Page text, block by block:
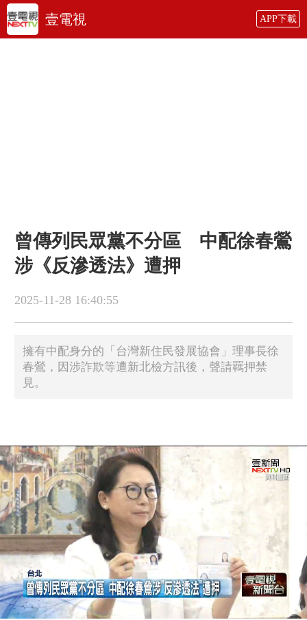
壹電視 APP下載
曾傳列民眾黨不分區 中配徐春鶯
涉《反滲透法》遭押
2025-11-28 16:40:55
擁有中配身分的「台灣新住民發展協會」理事長徐
春鶯，因涉詐欺等遭新北檢方訊後，聲請羈押禁
見。